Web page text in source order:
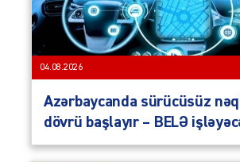
04.08.2026
Azərbaycanda sürücüsüz
dövrü başlayır – BELƏ